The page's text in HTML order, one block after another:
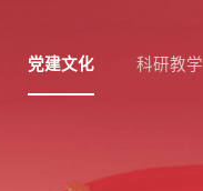
党建文化 科研教学